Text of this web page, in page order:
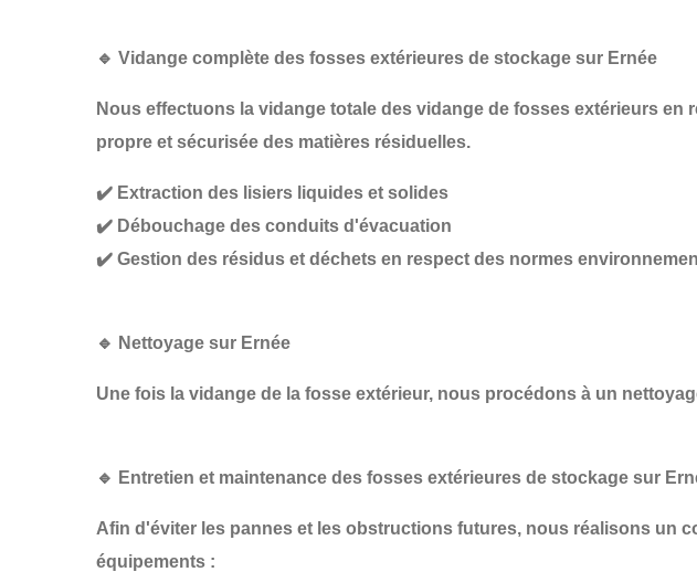
🔹 Vidange complète des fosses extérieures de stockage sur Ernée
Nous effectuons la vidange totale des vidange de fosses extérieurs en
propre et sécurisée des matières résiduelles.
✔️ Extraction des lisiers liquides et solides
✔️ Débouchage des conduits d'évacuation
✔️ Gestion des résidus et déchets en respect des normes
🔹 Nettoyage sur Ernée
Une fois la vidange de la fosse extérieur, nous procédons à un
🔹 Entretien et maintenance des fosses extérieures de stockage sur
Afin d'éviter les pannes et les obstructions futures, nous réalisons un
équipements :